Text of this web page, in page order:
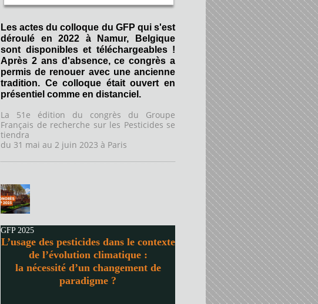
Les actes du colloque du GFP qui s'est
déroulé en 2022 à Namur, Belgique
sont disponibles et téléchargeables !
Après 2 ans d'absence, ce congrès a
permis de renouer avec une ancienne
tradition. Ce colloque était ouvert en
présentiel comme en distanciel.
La 51e édition du congrès du Groupe
Français de recherche sur les Pesticides se
tiendra
du 31 mai au 2 juin 2023 à Paris
GFP 2025
L’usage des pesticides dans le contexte
de l’évolution climatique :
la nécessité d’un changement de
paradigme ?